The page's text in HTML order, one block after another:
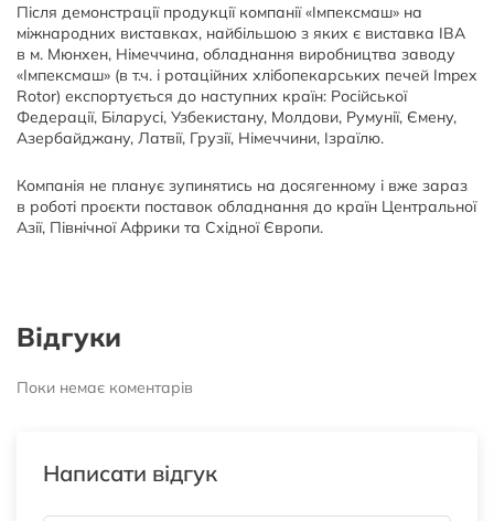
Після демонстрації продукції компанії «Імпексмаш» на
міжнародних виставках, найбільшою з яких є виставка IBA
в м. Мюнхен, Німеччина, обладнання виробництва заводу
«Імпексмаш» (в т.ч. і ротаційних хлібопекарських печей Impex
Rotor) експортується до наступних країн: Російської
Федерації, Біларусі, Узбекистану, Молдови, Румунії, Ємену,
Азербайджану, Латвії, Грузії, Німеччини, Ізраїлю.
Компанія не планує зупинятись на досягенному і вже зараз
в роботі проєкти поставок обладнання до країн Центральної
Азії, Північної Африки та Східної Європи.
Відгуки
Поки немає коментарів
Написати відгук